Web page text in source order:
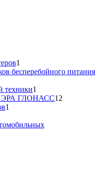
1
товар
бесперебойного питания
техники1
товар
ЭРА ГЛОНАСС12
1